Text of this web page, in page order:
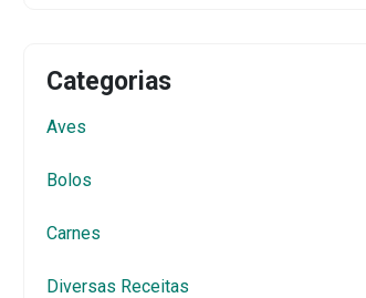
Categorias
Aves
Bolos
Carnes
Diversas Receitas